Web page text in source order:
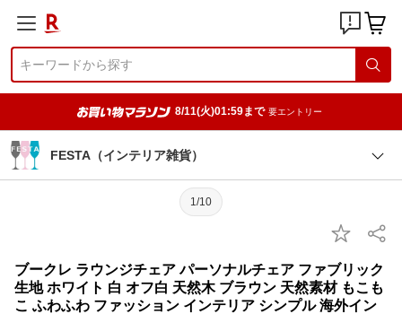
8/11(火)01:59まで 要エントリー
FESTA（インテリア雑貨）
1/10
ブークレ ラウンジチェア パーソナルチェア ファブリック
生地 ホワイト 白 オフ白 天然木 ブラウン 天然素材 もこも
こ ふわふわ ファッション インテリア シンプル 海外イン